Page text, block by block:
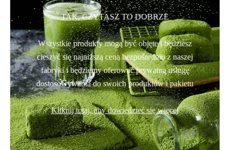
TAK, CZYTASZ TO DOBRZE
Wszystkie produkty mogą być objęte i będziesz
cieszyć się najniższą ceną bezpośrednio z naszej
fabryki i będziemy oferować prywatną usługę
dostosowywania do swoich produktów i pakietu
Kliknij tutaj, aby dowiedzieć się więcej